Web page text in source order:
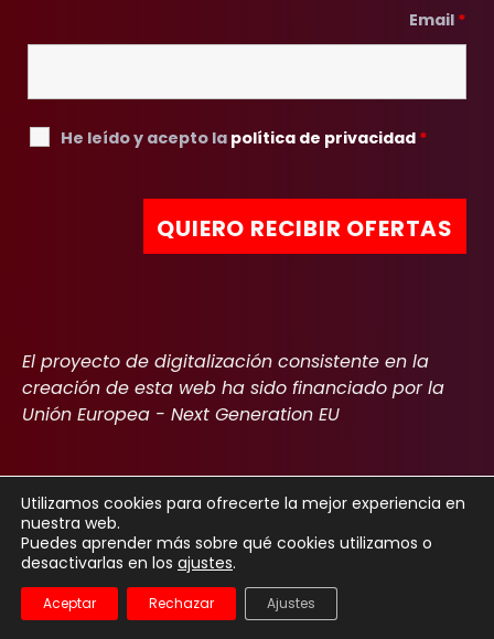
Email *
He leído y acepto la política de privacidad *
El proyecto de digitalización consistente en la
creación de esta web ha sido financiado por la
Unión Europea - Next Generation EU
Copyright 2022
Declaración de accesibilidad
Español English
Utilizamos cookies para ofrecerte la mejor experiencia en
nuestra web.
Puedes aprender más sobre qué cookies utilizamos o
desactivarlas en los ajustes.
Aceptar Rechazar Ajustes